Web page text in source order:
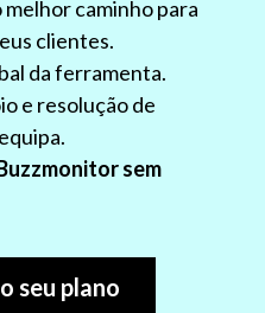
caminho para
clientes.
da ferramenta.
e resolução de
sem
seu plano